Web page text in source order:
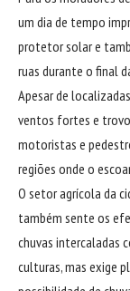
um dia de tempo
protetor solar e
ruas durante o final
Apesar de
ventos fortes e
motoristas e
regiões onde o
O setor agrícola da
também sente os
chuvas intercaladas
culturas, mas exige